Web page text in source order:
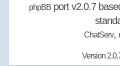
phpBBport v2.0.7
ChatServ,
Version